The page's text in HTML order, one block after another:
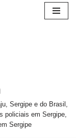
Sergipe e do Brasil,
policiais em Sergipe,
Sergipe